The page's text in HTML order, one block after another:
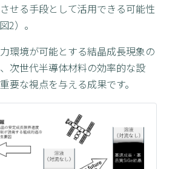
せる手段として活用できる可能性
2）。
環境が可能とする結晶成長現象の
次世代半導体材料の効率的な設
要な視点を与える成果です。